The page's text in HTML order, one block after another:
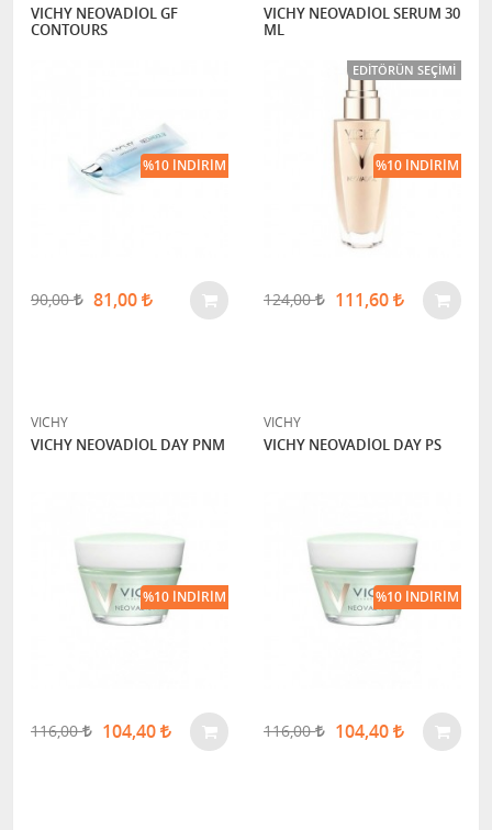
VICHY NEOVADİOL GF
CONTOURS
90,00 81,00
%10 İNDIRIM
VICHY NEOVADİOL SERUM 30
ML
EDITÖRÜN SEÇIMI
124,00 111,60
%10 İNDIRIM
VICHY
VICHY NEOVADİOL DAY PNM
116,00 104,40
%10 İNDIRIM
VICHY
VICHY NEOVADİOL DAY PS
116,00 104,40
%10 İNDIRIM